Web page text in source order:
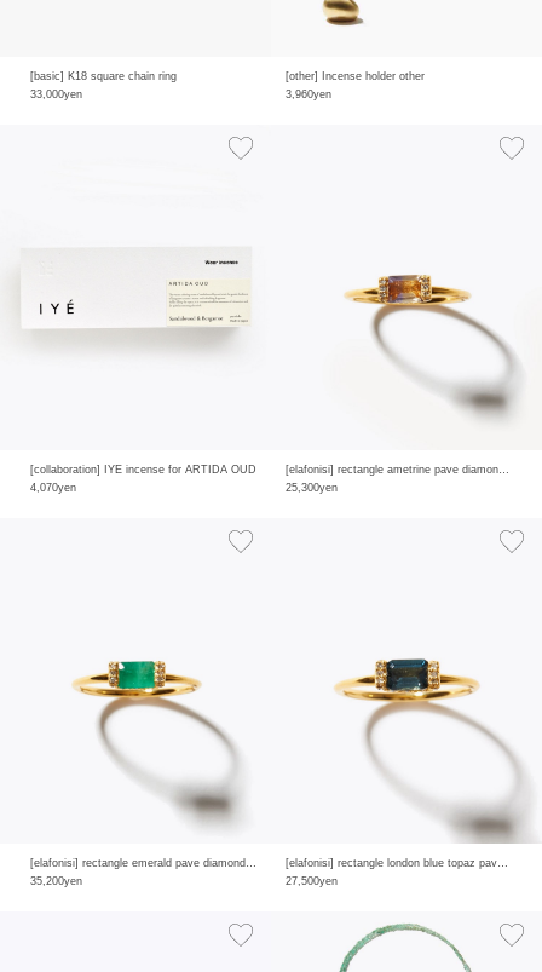
[basic] K18 square chain ring
33,000yen
[other] Incense holder other
3,960yen
[collaboration] IYE incense for ARTIDA OUD
4,070yen
[elafonisi] rectangle ametrine pave diamond ring
25,300yen
35,200yen
[elafonisi] rectangle london blue topaz pave diamond ring
27,500yen